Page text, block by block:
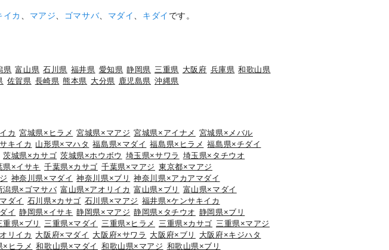
イカ マアジ ゴマサバ、 マダイ キダイ です。
県 富山県 石川県 福井県 愛知県 静岡県 三重県 大阪府 兵庫県 和歌山県
佐賀県 長崎県 熊本県 大分県 鹿児島県 沖縄県
カ 宮城県×ヒラメ 宮城県×マアジ 宮城県×アイナメ 宮城県×メバル
キイカ 山形県×マハタ 福島県×マダイ 福島県×ヒラメ 福島県×チダイ
茨城県×カサゴ 茨城県×ホウボウ 埼玉県×サワラ 埼玉県×タチウオ
県×イサキ 千葉県×カサゴ 千葉県×マアジ 東京都×マアジ
神奈川県×マダイ 神奈川県×ブリ
神奈川県×アカアマダイ
潟県×ゴマサバ 富山県×アオリイカ 富山県×ブリ
富山県×マダイ
ダイ 石川県×カサゴ 石川県×マアジ 福井県×ケンサキイカ
イ 静岡県×イサキ 静岡県×マアジ 静岡県×タチウオ 静岡県×ブリ
重県×ブリ 三重県×マダイ 三重県×ヒラメ 三重県×カサゴ 三重県×マアジ
リイカ 大阪府×マダイ 大阪府×サワラ 大阪府×ブリ
大阪府×キジハタ
×ヒラメ 和歌山県×マダイ 和歌山県×マアジ 和歌山県×ブリ